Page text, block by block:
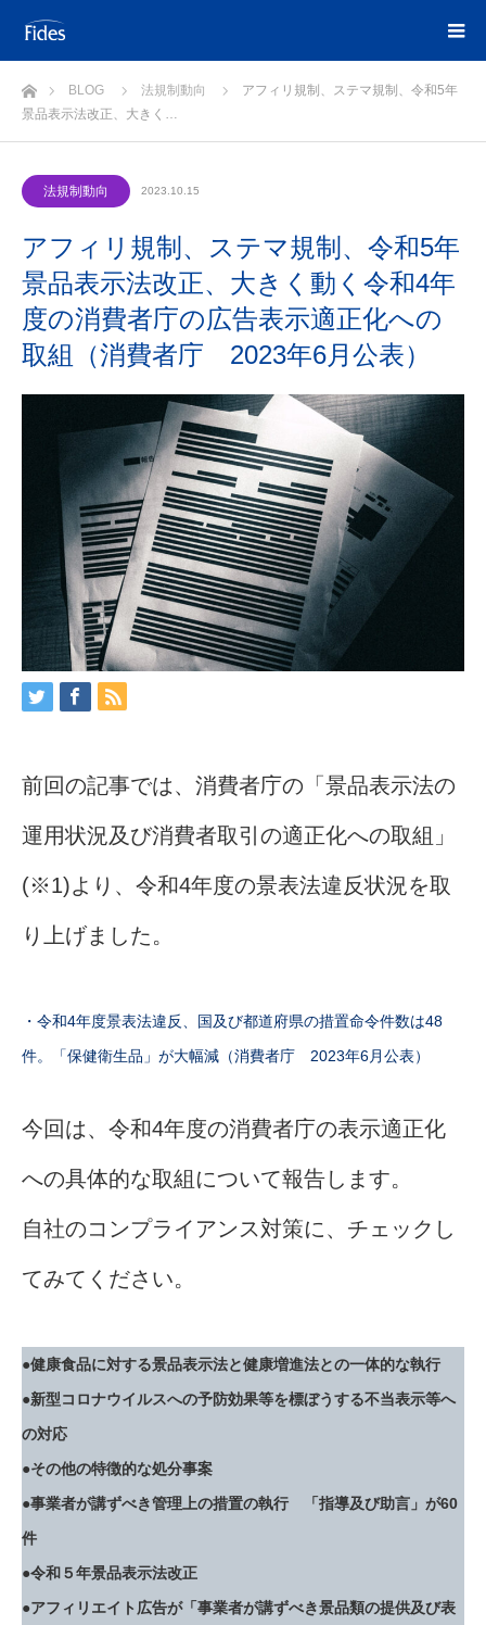
ホームBLOG 法規制動向
アフィリ規制、ステマ規制、令和5年
景品表示法改正、大きく…
法規制動向 2023.10.15
アフィリ規制、ステマ規制、令和5年
景品表示法改正、大きく動く令和4年
度の消費者庁の広告表示適正化への
取組（消費者庁 2023年6月公表）
前回の記事では、消費者庁の「景品表示法の
運用状況及び消費者取引の適正化への取組」
(※1)より、令和4年度の景表法違反状況を取
り上げました。
・令和4年度景表法違反、国及び都道府県の措置命令件数は48
件。「保健衛生品」が大幅減（消費者庁 2023年6月公表）
今回は、令和4年度の消費者庁の表示適正化
への具体的な取組について報告します。
自社のコンプライアンス対策に、チェックし
てみてください。
●健康食品に対する景品表示法と健康増進法との一体的な執行
●新型コロナウイルスへの予防効果等を標ぼうする不当表示等へ
の対応
●その他の特徴的な処分事案
●事業者が講ずべき管理上の措置の執行 「指導及び助言」が60
件
●令和５年景品表示法改正
●アフィリエイト広告が「事業者が講ずべき景品類の提供及び表